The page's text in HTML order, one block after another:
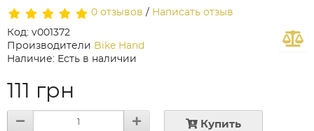
0 отзывов / Написать отзыв
Код: v001372
Производители Bike Hand
Наличие: Есть в наличии
111 грн
Купить